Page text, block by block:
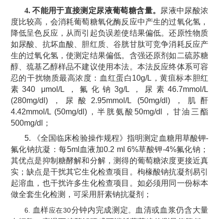
4.不能用于直接测定尿液葡萄糖含量。
尿液中尿酸浓
度比较高，会消耗葡萄糖氧化酶反应中产生的过氧化氢，
降低呈色反应，从而引起负误差使结果偏低。还原性物质
如尿酸、抗坏血酸、胆红质、谷胱甘肽可竞争消耗反应产
生的过氧化氢，使测定结果偏低。含强还原剂如二硫苏糖
醇、巯基乙醇样品不建议使用本法。本法反应终体系可容
忍的干扰物质最高浓度：血红蛋白10g/L ，黄疽标本胆红
素340 μmol/L ，氟化钠 3g/L ， 尿素46.7mmol/L
(280mg/dl)，尿酸 2.95mmol/L (50mg/dl) ，肌酐
4.42mmol/L (50mg/dl)，半胱氨酸 50mg/dl ， 甘油三酯
500mg/dl
；
5.
《全国临床检验操作规程》指明测定血糖用草酸钾-
氟化钠抗凝：每5ml 血液加0.2 ml 6%草酸钾-4%氟化钠；
其优点是抑制糖酵解和分解，测得的葡萄糖浓度更接近真
实；缺点是干扰其它生化检查项目。枸椽酸钠抗凝剂易引
起溶血，也干扰许多生化检查项目。如必须用同一份标本
做全套生化检测，可采用肝素钠抗凝剂；
6. 血样应在30分钟内完成测定 。
血清或血浆仍含大量